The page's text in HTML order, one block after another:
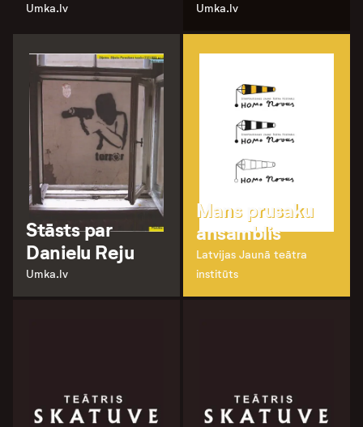
Umka.lv Umka.lv
Stāsts par
Danielu Reju
Umka.lv
Mans prusaku
ansamblis
Latvijas Jaunā teātra
institūts